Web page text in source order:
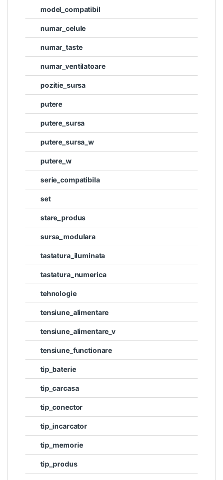
model_compatibil
numar_celule
numar_taste
numar_ventilatoare
pozitie_sursa
putere
putere_sursa
putere_sursa_w
putere_w
serie_compatibila
set
stare_produs
sursa_modulara
tastatura_iluminata
tastatura_numerica
tehnologie
tensiune_alimentare
tensiune_alimentare_v
tensiune_functionare
tip_baterie
tip_carcasa
tip_conector
tip_incarcator
tip_memorie
tip_produs